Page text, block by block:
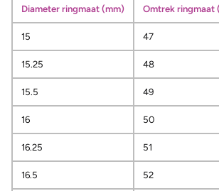
Diameter ringmaat (mm) Omtrek ringmaat
15 47
15.25 48
15.5 49
16 50
16.25 51
16.5 52